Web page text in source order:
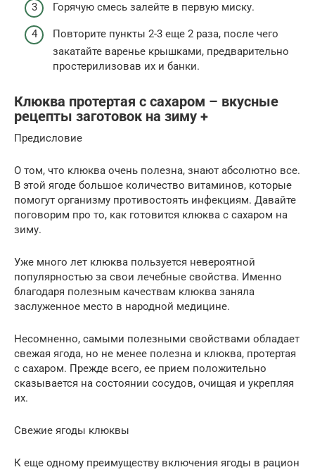
Горячую смесь залейте в первую миску.
Повторите пункты 2-3 еще 2 раза, после чего
закатайте варенье крышками, предварительно
простерилизовав их и банки.
Клюква протертая с сахаром – вкусные
рецепты заготовок на зиму +
Предисловие
О том, что клюква очень полезна, знают абсолютно все.
В этой ягоде большое количество витаминов, которые
помогут организму противостоять инфекциям. Давайте
поговорим про то, как готовится клюква с сахаром на
зиму.
Уже много лет клюква пользуется невероятной
популярностью за свои лечебные свойства. Именно
благодаря полезным качествам клюква заняла
заслуженное место в народной медицине.
Несомненно, самыми полезными свойствами обладает
свежая ягода, но не менее полезна и клюква, протертая
с сахаром. Прежде всего, ее прием положительно
сказывается на состоянии сосудов, очищая и укрепляя
их.
Свежие ягоды клюквы
К еще одному преимуществу включения ягоды в рацион